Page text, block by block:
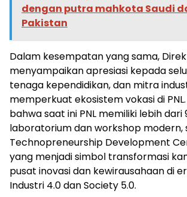
dengan putra mahkota Saudi
Pakistan
Dalam kesempatan yang sama,
menyampaikan apresiasi kepada
tenaga kependidikan, dan mitra
memperkuat ekosistem vokasi di
bahwa saat ini PNL memiliki lebih dari
laboratorium dan workshop modern,
Technopreneurship Development
yang menjadi simbol transformasi
pusat inovasi dan kewirausahaan di
Industri 4.0 dan Society 5.0.